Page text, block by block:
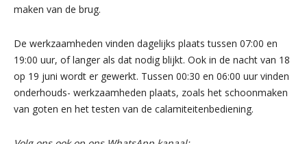
maken van de brug.
De werkzaamheden vinden dagelijks plaats tussen 07:00 en
19:00 uur, of langer als dat nodig blijkt. Ook in de nacht van 18
op 19 juni wordt er gewerkt. Tussen 00:30 en 06:00 uur vinden
onderhouds- werkzaamheden plaats, zoals het schoonmaken
van goten en het testen van de calamiteitenbediening.